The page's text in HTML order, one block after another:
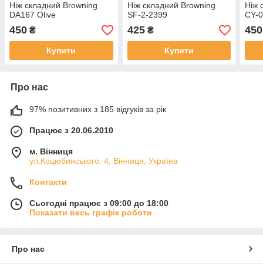
Ніж складний Browning
DA167 Olive
450 ₴
Купити
Ніж складний Browning
SF-2-2399
425₴
Купити
Ніж
CY-
450
Про нас
97% позитивних з 185 відгуків за рік
Працює з 20.06.2010
м. Вінниця
ул.Коцюбинського, 4, Вінниця, Україна
Контакти
Сьогодні працює з 09:00 до 18:00
Показати весь графік роботи
Про нас